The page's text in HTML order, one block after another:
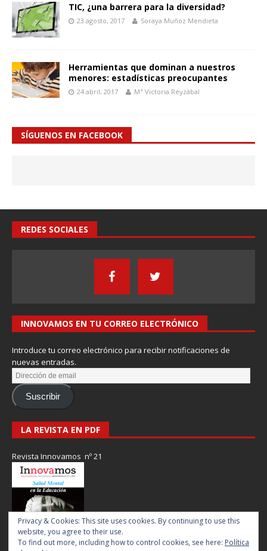
TIC, ¿una barrera para la diversidad?
23 agosto, 2017 Soraya Muñoz Mendieta
Herramientas que dominan a nuestros
menores: estadísticas preocupantes
24 abril, 2017 Mª Victoria Reyzábal
SÍGUENOS EN FACEBOOK
REDES SOCIALES
INNOVAMOS EN TU CORREO ELECTRÓNICO
Introduce tu correo electrónico para recibir notificaciones de
nuevas entradas.
Suscribir
LA REVISTA EN PDF
Revista Innovamos nº 21
Privacy & Cookies: This site uses cookies. By continuing to use this
website, you agree to their use.
To find out more, including how to control cookies, see here: Política